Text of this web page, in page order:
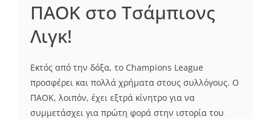
ΠΑΟΚ στο Τσάμπιονς
Λιγκ!
Εκτός από την δόξα, το Champions League
προσφέρει και πολλά χρήματα στους συλλόγους. Ο
ΠΑΟΚ, λοιπόν, έχει εξτρά κίνητρο για να
συμμετάσχει για πρώτη φορά στην ιστορία του